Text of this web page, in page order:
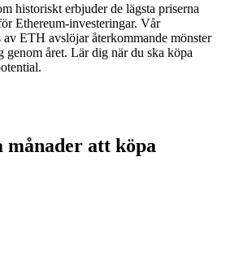
historiskt erbjuder de lägsta priserna
Ethereum-investeringar. Vår
av ETH avslöjar återkommande mönster
genom året. Lär dig när du ska köpa
att köpa